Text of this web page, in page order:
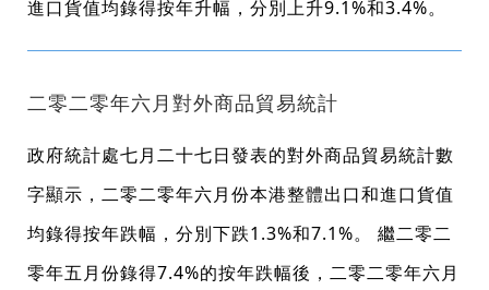
進口貨值均錄得按年升幅，分別上升9.1%和3.4%。
二零二零年六月對外商品貿易統計
政府統計處七月二十七日發表的對外商品貿易統計數
字顯示，二零二零年六月份本港整體出口和進口貨值
均錄得按年跌幅，分別下跌1.3%和7.1%。 繼二零二
零年五月份錄得7.4%的按年跌幅後，二零二零年六月